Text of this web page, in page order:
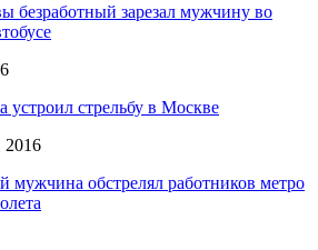
безработный зарезал мужчину во
стрельбу в Москве
2016
мужчина обстрелял работников метро